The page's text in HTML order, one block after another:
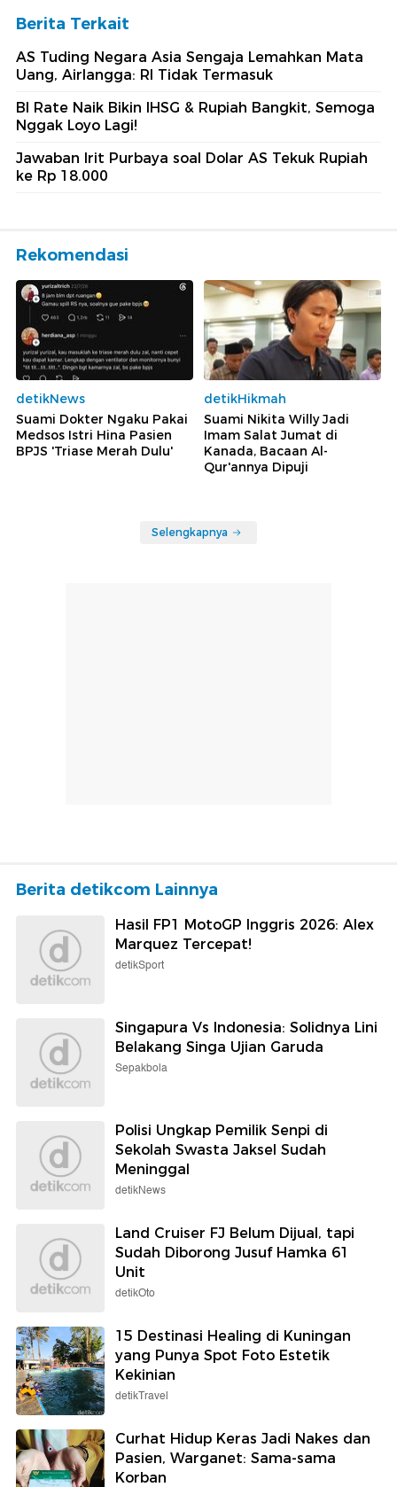
Berita Terkait
AS Tuding Negara Asia Sengaja Lemahkan Mata
Uang, Airlangga: RI Tidak Termasuk
BI Rate Naik Bikin IHSG & Rupiah Bangkit, Semoga
Nggak Loyo Lagi!
Jawaban Irit Purbaya soal Dolar AS Tekuk Rupiah
ke Rp 18.000
Rekomendasi
detikNews
Suami Dokter Ngaku Pakai
Medsos Istri Hina Pasien
BPJS 'Triase Merah Dulu'
detikHikmah
Suami Nikita Willy Jadi
Imam Salat Jumat di
Kanada, Bacaan Al-
Qur'annya Dipuji
Selengkapnya
Berita detikcom Lainnya
Hasil FP1 MotoGP Inggris 2026: Alex
Marquez Tercepat!
detikSport
Singapura Vs Indonesia: Solidnya Lini
Belakang Singa Ujian Garuda
Sepakbola
Polisi Ungkap Pemilik Senpi di
Sekolah Swasta Jaksel Sudah
Meninggal
detikNews
Land Cruiser FJ Belum Dijual, tapi
Sudah Diborong Jusuf Hamka 61
Unit
detikOto
15 Destinasi Healing di Kuningan
yang Punya Spot Foto Estetik
Kekinian
detikTravel
Curhat Hidup Keras Jadi Nakes dan
Pasien, Warganet: Sama-sama
Korban